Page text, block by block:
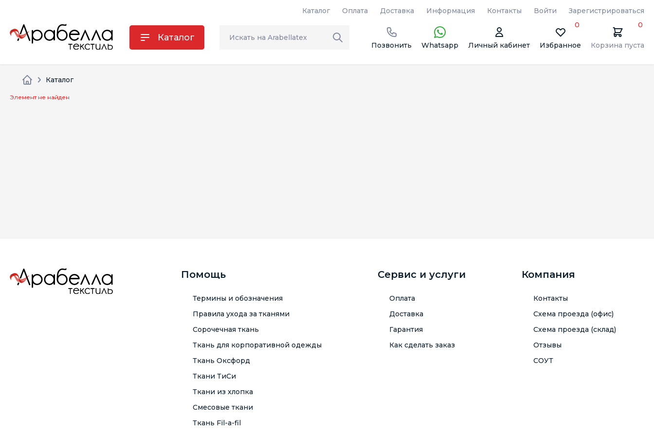
Каталог Оплата Доставка Информация Контакты Войти Зарегистрироваться
Каталог
Позвонить Whatsapp Личный кабинет Избранное
0
Корзина пуста
0
Каталог
Элемент не найден
Помощь
Термины и обозначения
Правила ухода за тканями
Сорочечная ткань
Ткань для корпоративной одежды
Ткань Оксфорд
Ткани ТиСи
Ткани из хлопка
Смесовые ткани
Ткань Fil-a-fil
Сервис и услуги
Оплата
Доставка
Гарантия
Как сделать заказ
Компания
Контакты
Схема проезда (офис)
Схема проезда (склад)
Отзывы
СОУТ